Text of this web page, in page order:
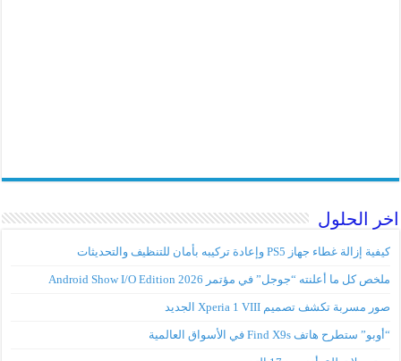
اخر الحلول
كيفية إزالة غطاء جهاز PS5 وإعادة تركيبه بأمان للتنظيف والتحديثات
ملخص كل ما أعلنته “جوجل” في مؤتمر Android Show I/O Edition 2026
صور مسربة تكشف تصميم Xperia 1 VIII الجديد
“أوبو” ستطرح هاتف Find X9s في الأسواق العالمية